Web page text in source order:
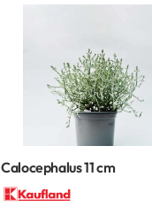
Calocephalus11 cm